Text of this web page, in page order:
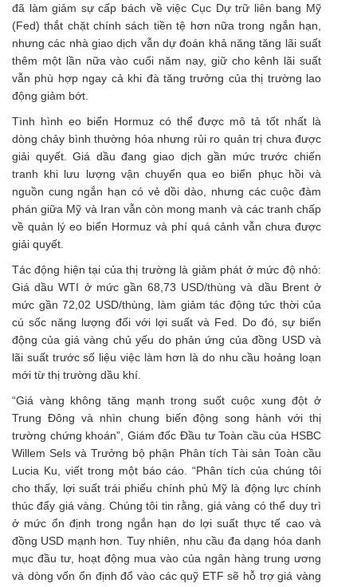
đã làm giảm sự cấp bách về việc Cục Dự trữ liên bang Mỹ
(Fed) thắt chặt chính sách tiền tệ hơn nữa trong ngắn hạn,
nhưng các nhà giao dịch vẫn dự đoán khả năng tăng lãi suất
thêm một lần nữa vào cuối năm nay, giữ cho kênh lãi suất
vẫn phù hợp ngay cả khi đà tăng trưởng của thị trường lao
động giảm bớt.
Tình hình eo biển Hormuz có thể được mô tả tốt nhất là
dòng chảy bình thường hóa nhưng rủi ro quản trị chưa được
giải quyết. Giá dầu đang giao dịch gần mức trước chiến
tranh khi lưu lượng vận chuyển qua eo biển phục hồi và
nguồn cung ngắn hạn có vẻ dồi dào, nhưng các cuộc đàm
phán giữa Mỹ và Iran vẫn còn mong manh và các tranh chấp
về quản lý eo biển Hormuz và phí quá cảnh vẫn chưa được
giải quyết.
Tác động hiện tại của thị trường là giảm phát ở mức độ nhỏ:
Giá dầu WTI ở mức gần 68,73 USD/thùng và dầu Brent ở
mức gần 72,02 USD/thùng, làm giảm tác động tức thời của
cú sốc năng lượng đối với lợi suất và Fed. Do đó, sự biến
động của giá vàng chủ yếu do phản ứng của đồng USD và
lãi suất trước số liệu việc làm hơn là do nhu cầu hoảng loạn
mới từ thị trường dầu khí.
“Giá vàng không tăng mạnh trong suốt cuộc xung đột ở
Trung Đông và nhìn chung biến động song hành với thị
trường chứng khoán”, Giám đốc Đầu tư Toàn cầu của HSBC
Willem Sels và Trưởng bộ phận Phân tích Tài sản Toàn cầu
Lucia Ku, viết trong một báo cáo. “Phân tích của chúng tôi
cho thấy, lợi suất trái phiếu chính phủ Mỹ là động lực chính
thúc đẩy giá vàng. Chúng tôi tin rằng, giá vàng có thể duy trì
ở mức ổn định trong ngắn hạn do lợi suất thực tế cao và
đồng USD mạnh hơn. Tuy nhiên, nhu cầu đa dạng hóa danh
mục đầu tư, hoạt động mua vào của ngân hàng trung ương
và dòng vốn ổn định đổ vào các quỹ ETF sẽ hỗ trợ giá vàng